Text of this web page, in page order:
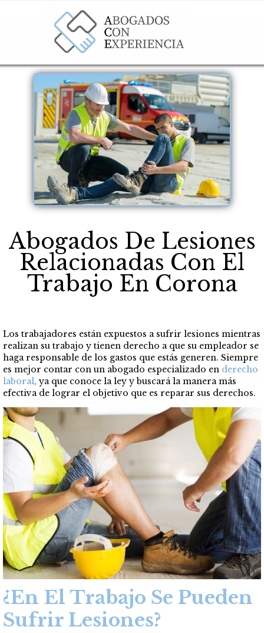
Abogados De Lesiones
Relacionadas Con El
Trabajo En Corona
Los trabajadores están expuestos a sufrir lesiones mientras
realizan su trabajo y tienen derecho a que su empleador se
haga responsable de los gastos que estás generen. Siempre
es mejor contar con un abogado especializado en derecho
laboral , ya que conoce la ley y buscará la manera más
efectiva de lograr el objetivo que es reparar sus derechos.
¿En El Trabajo Se Pueden
Sufrir Lesiones?